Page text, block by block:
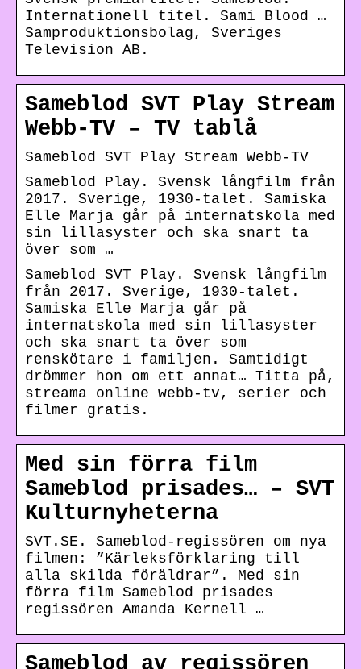
Internationell titel. Sami Blood …
Samproduktionsbolag, Sveriges
Television AB.
Sameblod SVT Play Stream
Webb-TV – TV tablå
Sameblod SVT Play Stream Webb-TV
Sameblod Play. Svensk långfilm från
2017. Sverige, 1930-talet. Samiska
Elle Marja går på internatskola med
sin lillasyster och ska snart ta
över som …
Sameblod SVT Play. Svensk långfilm
från 2017. Sverige, 1930-talet.
Samiska Elle Marja går på
internatskola med sin lillasyster
och ska snart ta över som
renskötare i familjen. Samtidigt
drömmer hon om ett annat… Titta på,
streama online webb-tv, serier och
filmer gratis.
Med sin förra film
Sameblod prisades… – SVT
Kulturnyheterna
SVT.SE. Sameblod-regissören om nya
filmen: ”Kärleksförklaring till
alla skilda föräldrar”. Med sin
förra film Sameblod prisades
regissören Amanda Kernell …